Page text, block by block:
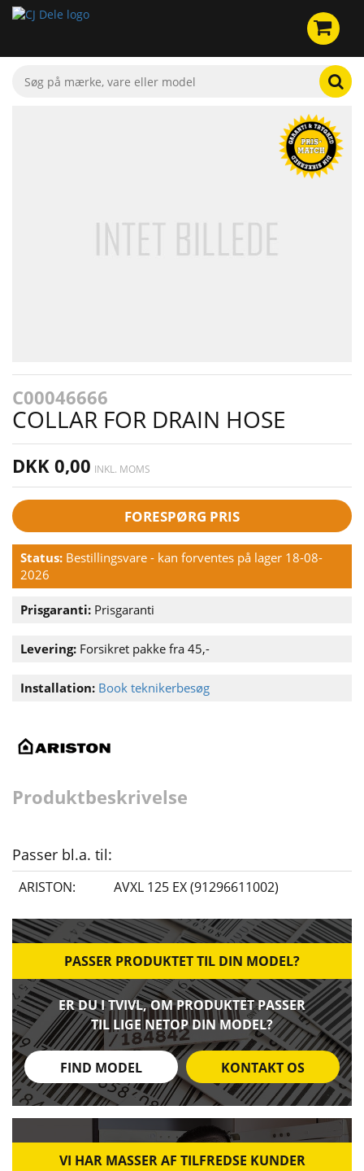
C00046666
COLLAR FOR DRAIN HOSE
DKK 0,00 INKL. MOMS
FORESPØRG PRIS
Status: Bestillingsvare - kan forventes på lager 18-08-
2026
Prisgaranti: Prisgaranti
Levering: Forsikret pakke fra 45,-
Installation: Book teknikerbesøg
Produktbeskrivelse
Passer bl.a. til:
ARISTON: AVXL 125 EX (91296611002)
PASSER PRODUKTET TIL DIN MODEL?
ER DU I TVIVL, OM PRODUKTET PASSER
TIL LIGE NETOP DIN MODEL?
FIND MODEL KONTAKT OS
VI HAR MASSER AF TILFREDSE KUNDER